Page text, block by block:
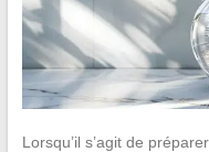
Lorsqu’il s’agit de